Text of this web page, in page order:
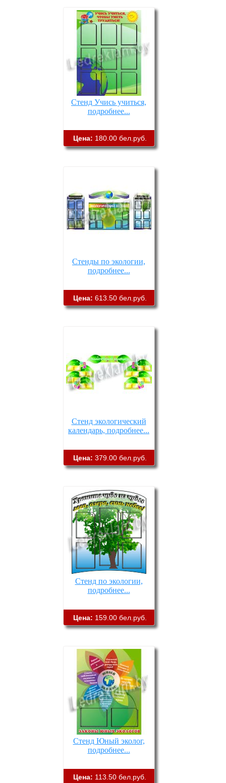
Стенд Учись учиться,
подробнее...
Цена: 180.00 бел.руб.
Стенды по экологии,
подробнее...
Цена: 613.50 бел.руб.
Стенд экологический
календарь, подробнее...
Цена: 379.00 бел.руб.
Стенд по экологии,
подробнее...
Цена: 159.00 бел.руб.
Стенд Юный эколог,
подробнее...
Цена: 113.50 бел.руб.